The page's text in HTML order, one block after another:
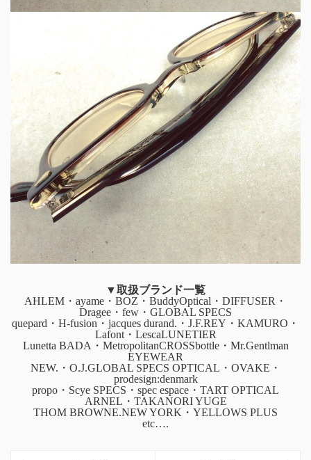
▼取扱ブランド一覧
AHLEM・ayame・BOZ・BuddyOptical・DIFFUSER・
Dragee・few・GLOBAL SPECS
quepard・H-fusion・jacques durand.・J.F.REY・KAMURO・
Lafont・LescaLUNETIER
Lunetta BADA・MetropolitanCROSSbottle・Mr.Gentlman
EYEWEAR
NEW.・O.J.GLOBAL SPECS OPTICAL・OVAKE・
prodesign:denmark
propo・Scye SPECS・spec espace・TART OPTICAL
ARNEL・TAKANORI YUGE
THOM BROWNE.NEW YORK・YELLOWS PLUS
etc….